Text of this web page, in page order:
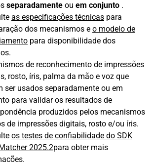
​​separadamente ou em conjunto .
as especificações técnicas para
dos mecanismos e o modelo de
para disponibilidade dos
de reconhecimento de impressões
rosto, íris, palma da mão e voz que
ser usados ​​separadamente ou em
para validar os resultados de
produzidos pelos mecanismos
de impressões digitais, rosto e/ou íris.
os testes de confiabilidade do SDK
2025.2para obter mais